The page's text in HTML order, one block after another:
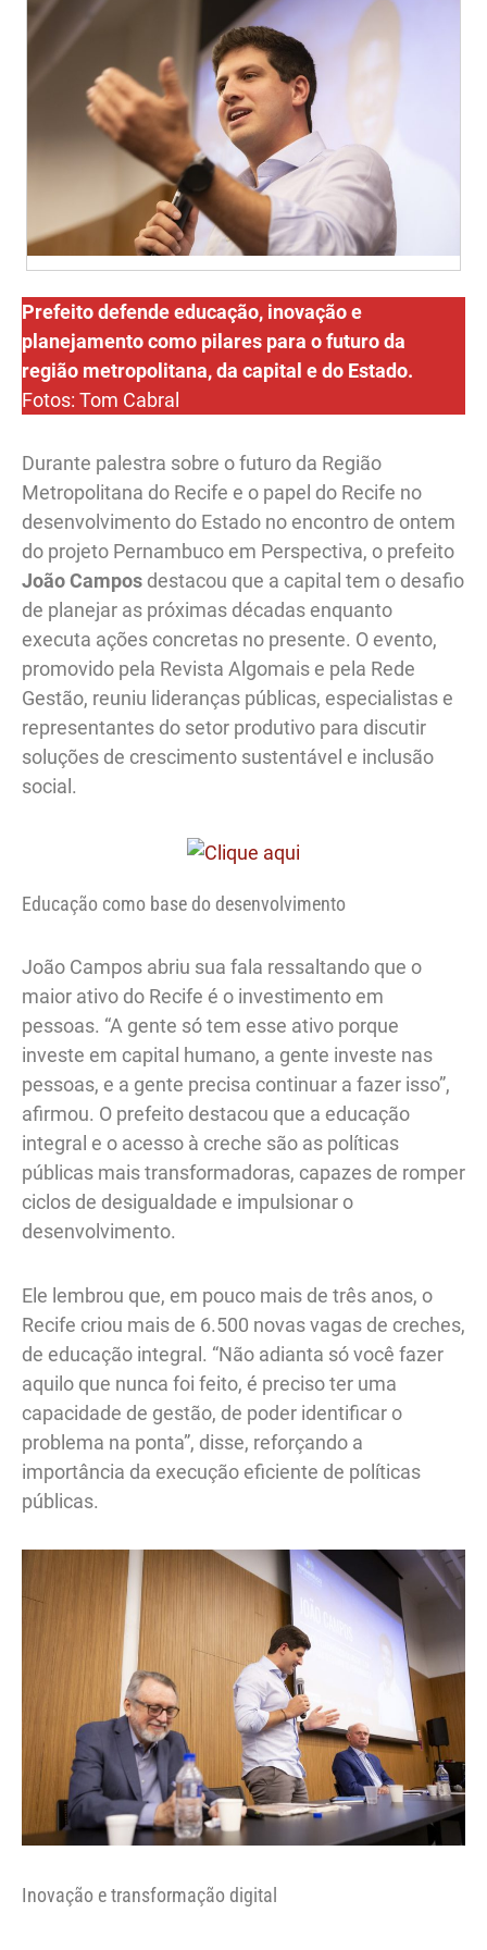
Prefeito defende educação, inovação e
planejamento como pilares para o futuro da
região metropolitana, da capital e do Estado.
Fotos: Tom Cabral
Durante palestra sobre o futuro da Região
Metropolitana do Recife e o papel do Recife no
desenvolvimento do Estado no encontro de ontem
do projeto Pernambuco em Perspectiva, o prefeito
João Campos destacou que a capital tem o desafio
de planejar as próximas décadas enquanto
executa ações concretas no presente. O evento,
promovido pela Revista Algomais e pela Rede
Gestão, reuniu lideranças públicas, especialistas e
representantes do setor produtivo para discutir
soluções de crescimento sustentável e inclusão
social.
Educação como base do desenvolvimento
João Campos abriu sua fala ressaltando que o
maior ativo do Recife é o investimento em
pessoas. “A gente só tem esse ativo porque
investe em capital humano, a gente investe nas
pessoas, e a gente precisa continuar a fazer isso”,
afirmou. O prefeito destacou que a educação
integral e o acesso à creche são as políticas
públicas mais transformadoras, capazes de romper
ciclos de desigualdade e impulsionar o
desenvolvimento.
Ele lembrou que, em pouco mais de três anos, o
Recife criou mais de 6.500 novas vagas de creches,
de educação integral. “Não adianta só você fazer
aquilo que nunca foi feito, é preciso ter uma
capacidade de gestão, de poder identificar o
problema na ponta”, disse, reforçando a
importância da execução eficiente de políticas
públicas.
Inovação e transformação digital